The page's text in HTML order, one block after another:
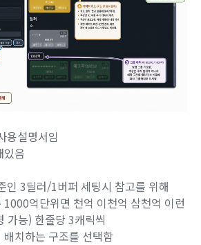
용설명서임
있음
인 3딜러/1버퍼 세팅시 참고를 위해
억단위면 천억 이천억 삼천억 이런
가능) 한줄당 3캐릭씩
치하는 구조를 선택함